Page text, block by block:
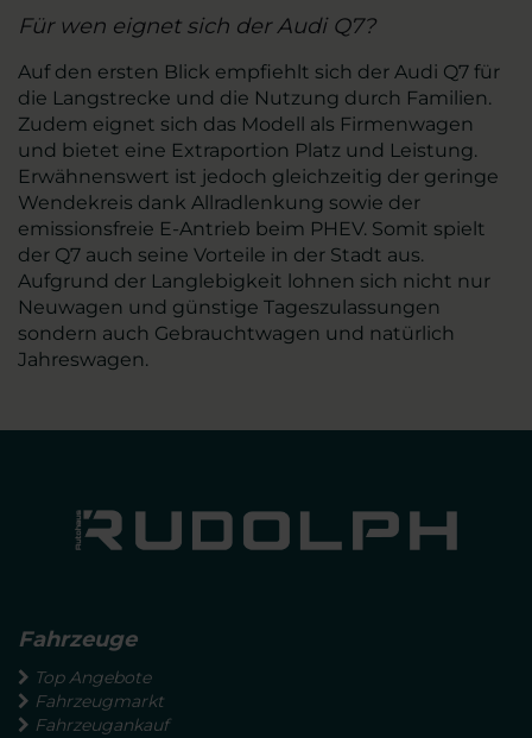
Für wen eignet sich der Audi Q7?
Auf den ersten Blick empfiehlt sich der Audi Q7 für
die Langstrecke und die Nutzung durch Familien.
Zudem eignet sich das Modell als Firmenwagen
und bietet eine Extraportion Platz und Leistung.
Erwähnenswert ist jedoch gleichzeitig der geringe
Wendekreis dank Allradlenkung sowie der
emissionsfreie E-Antrieb beim PHEV. Somit spielt
der Q7 auch seine Vorteile in der Stadt aus.
Aufgrund der Langlebigkeit lohnen sich nicht nur
Neuwagen und günstige Tageszulassungen
sondern auch Gebrauchtwagen und natürlich
Jahreswagen.
Fahrzeuge
Top Angebote
Fahrzeugmarkt
Fahrzeugankauf